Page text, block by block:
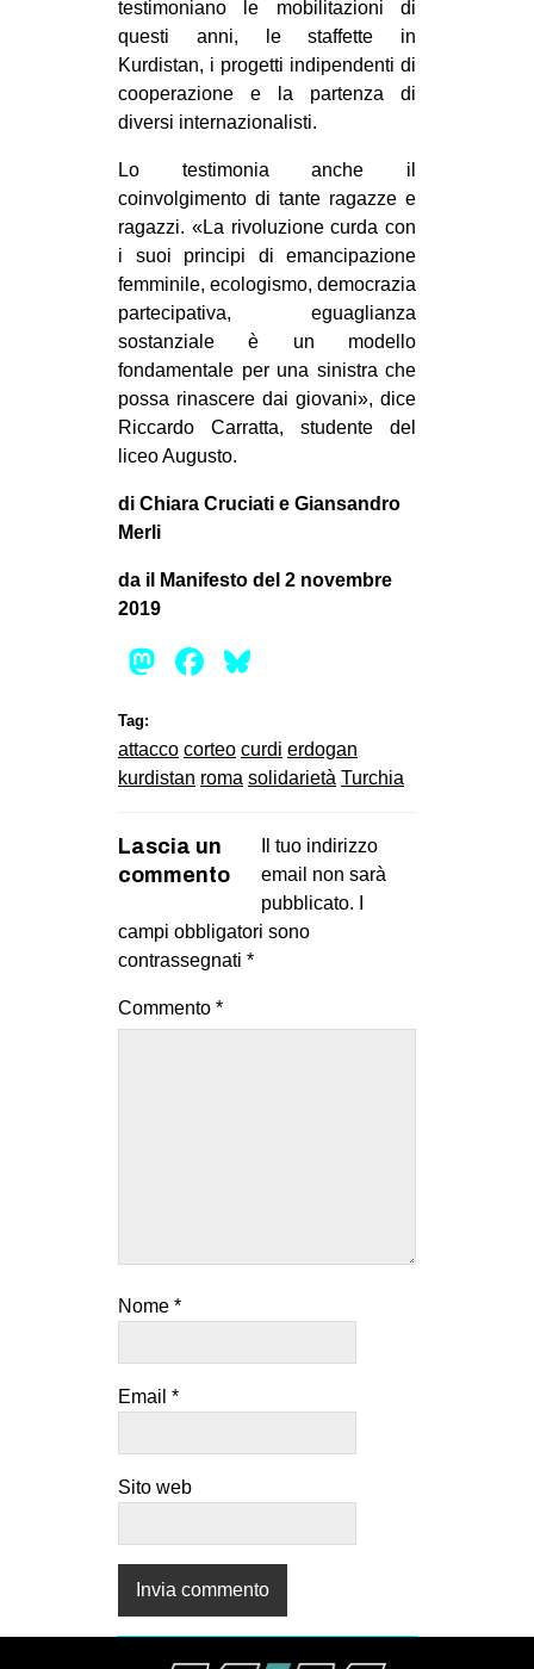
testimoniano le mobilitazioni di
questi anni, le staffette in
Kurdistan, i progetti indipendenti di
cooperazione e la partenza di
diversi internazionalisti.
Lo testimonia anche il
coinvolgimento di tante ragazze e
ragazzi. «La rivoluzione curda con
i suoi principi di emancipazione
femminile, ecologismo, democrazia
partecipativa, eguaglianza
sostanziale è un modello
fondamentale per una sinistra che
possa rinascere dai giovani», dice
Riccardo Carratta, studente del
liceo Augusto.
di Chiara Cruciati e Giansandro
Merli
da il Manifesto del 2 novembre
2019
Mastodon
Facebook
Tag:
attacco corteo curdi erdogan
kurdistan roma solidarietà Turchia
Lascia un
commento
Il tuo indirizzo
email non sarà
pubblicato.
campi obbligatori sono
contrassegnati *
Commento *
Nome *
Email *
Sito web